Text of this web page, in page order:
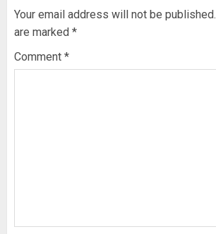
Your email address will not be published.
are marked *
Comment *